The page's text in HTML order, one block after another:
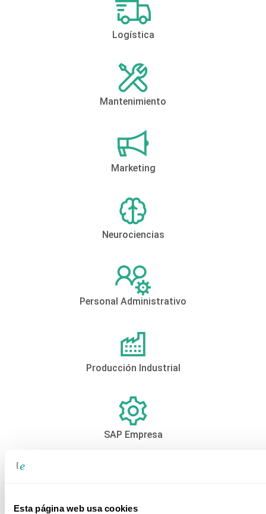
Esta página web usa cookies
Logística
Mantenimiento
Marketing
Neurociencias
Personal Administrativo
Producción Industrial
SAP Empresa